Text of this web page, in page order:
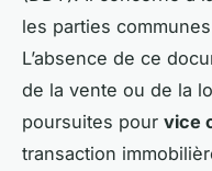
les parties
L’absence de ce
de la vente ou de la
poursuites pour vice
transaction